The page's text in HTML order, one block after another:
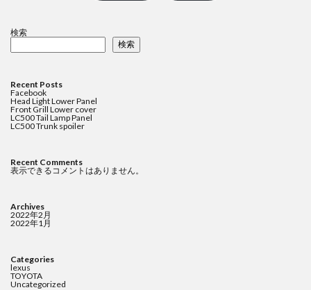
検索
検索
Recent Posts
Facebook
Head Light Lower Panel
Front Grill Lower cover
LC500 Tail Lamp Panel
LC500 Trunk spoiler
Recent Comments
表示できるコメントはありません。
Archives
2022年2月
2022年1月
Categories
lexus
TOYOTA
Uncategorized